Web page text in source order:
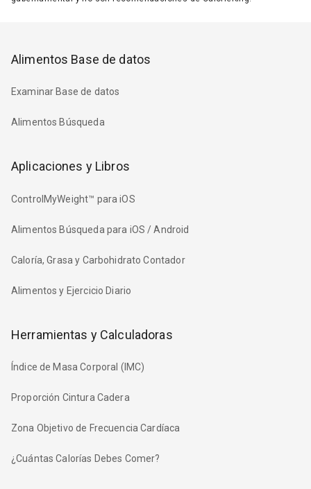
Alimentos Base de datos
Examinar Base de datos
Alimentos Búsqueda
Aplicaciones y Libros
ControlMyWeight™ para iOS
Alimentos Búsqueda para iOS / Android
Caloría, Grasa y Carbohidrato Contador
Alimentos y Ejercicio Diario
Herramientas y Calculadoras
Índice de Masa Corporal (IMC)
Proporción Cintura Cadera
Zona Objetivo de Frecuencia Cardíaca
¿Cuántas Calorías Debes Comer?